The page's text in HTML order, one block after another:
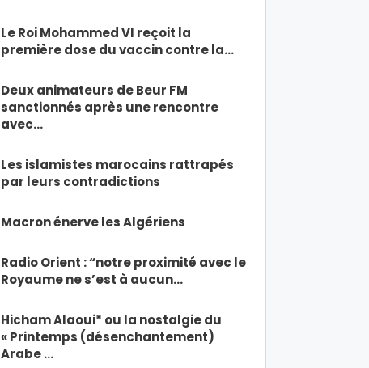
Le Roi Mohammed VI reçoit la
première dose du vaccin contre la…
Deux animateurs de Beur FM
sanctionnés après une rencontre
avec…
Les islamistes marocains rattrapés
par leurs contradictions
Macron énerve les Algériens
Radio Orient : “notre proximité avec le
Royaume ne s’est à aucun…
Hicham Alaoui* ou la nostalgie du
« Printemps (désenchantement)
Arabe …